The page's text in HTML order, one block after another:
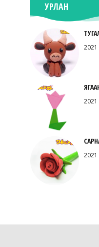
УРЛАН
2021
2021